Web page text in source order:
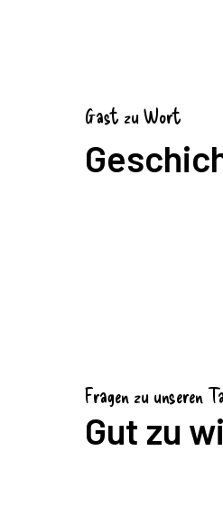
Gast zu Wort
Fragen zu unseren
Gut zu